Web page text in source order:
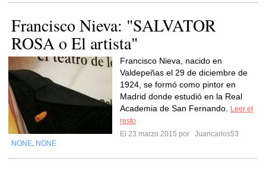
Francisco Nieva: "SALVATOR
ROSA o El artista"
Francisco Nieva, nacido en
Valdepeñas el 29 de diciembre de
1924, se formó como pintor en
Madrid donde estudió en la Real
Academia de San Fernando.
Leer el
resto
El 23 marzo 2015 por
Juancarlos53
NONE NONE